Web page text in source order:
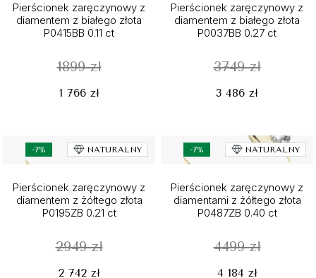
Pierścionek zaręczynowy z
diamentem z białego złota
P0415BB 0.11 ct
1899 zł
1 766 zł
Pierścionek zaręczynowy z
diamentem z białego złota
P0037BB 0.27 ct
3749 zł
3 486 zł
-7% NATURALNY
Pierścionek zaręczynowy z
diamentem z żółtego złota
P0195ZB 0.21 ct
2949 zł
2 742 zł
-7% NATURALNY
Pierścionek zaręczynowy z
diamentami z żółtego złota
P0487ZB 0.40 ct
4499 zł
4 184 zł